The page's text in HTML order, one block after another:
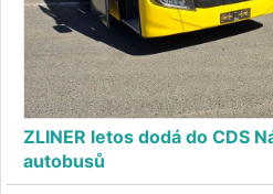
ZLINER letos dodá do CDS
autobusů